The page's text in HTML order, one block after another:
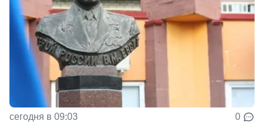
сегодня в 09:03 0